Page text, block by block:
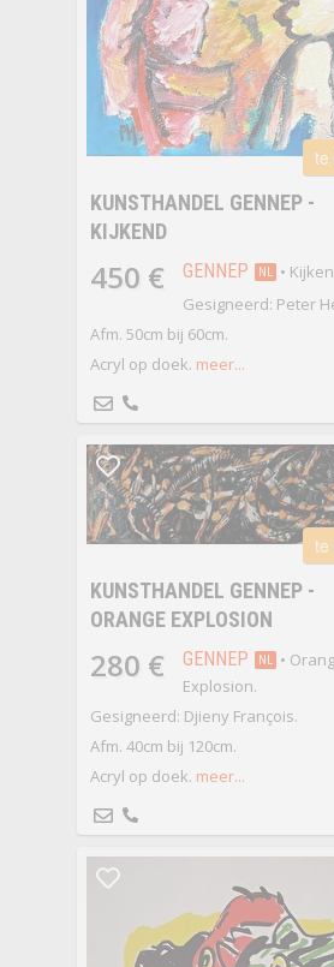
te
KUNSTHANDEL GENNEP -
KIJKEND
450 € GENNEP NL •
Gesigneerd: Peter
Afm. 50cm bij 60cm.
Acryl op doek. meer...
te
KUNSTHANDEL GENNEP -
ORANGE EXPLOSION
280 € GENNEP NL •
Explosion.
Gesigneerd: Djieny François.
Afm. 40cm bij 120cm.
Acryl op doek. meer...